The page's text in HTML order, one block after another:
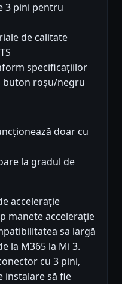
3 pini pentru
de calitate
specificațiilor
buton roșu/negru
doar cu
la gradul de
accelerație
manete accelerație
sa largă
la M365 la Mi 3.
cu 3 pini,
instalare să fie